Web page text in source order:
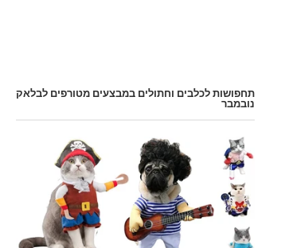
תחפושות לכלבים וחתולים במבצעים מטורפים לבלאק
נובמבר